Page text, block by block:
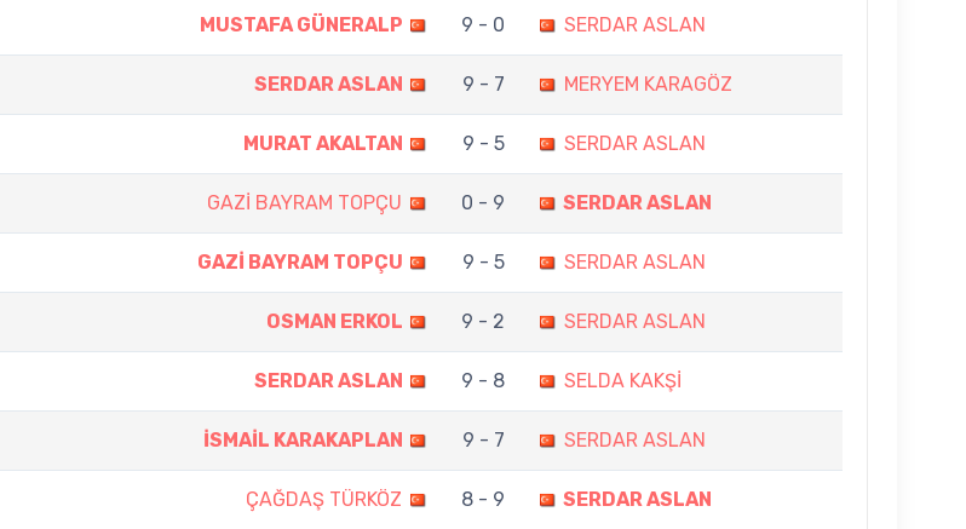
MUSTAFA GÜNERALP 9 - 0 SERDAR ASLAN
SERDAR ASLAN 9 - 7 MERYEM KARAGÖZ
MURAT AKALTAN 9 - 5 SERDAR ASLAN
GAZİ BAYRAM TOPÇU 0 - 9 SERDAR ASLAN
GAZİ BAYRAM TOPÇU 9 - 5 SERDAR ASLAN
OSMAN ERKOL 9 - 2 SERDAR ASLAN
SERDAR ASLAN 9 - 8 SELDA KAKŞİ
İSMAİL KARAKAPLAN 9 - 7 SERDAR ASLAN
ÇAĞDAŞ TÜRKÖZ 8 - 9 SERDAR ASLAN